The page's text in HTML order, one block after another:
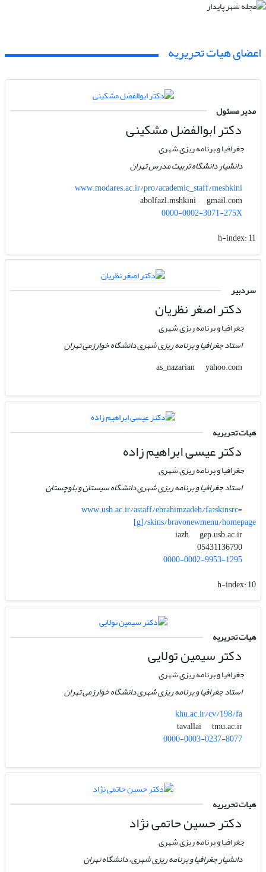
اعضای هیات تحریریه
مدیر مسئول
دکتر ابوالفضل مشکینی
جغرافیا و برنامه ریزی شهری
دانشیار دانشگاه تربیت مدرس تهران
www.modares.ac.ir/pro/academic_staff/meshkini
abolfazl.mshkini
gmail.com
0000-0002-3071-275X
h-index:11
سردبیر
دکتر اصغر نظریان
جغرافیا و برنامه ریزی شهری
استاد جغرافیا و برنامه ریزی شهری دانشگاه خوارزمی تهران
as_nazarian
yahoo.com
هیات تحریریه
دکتر عیسی ابراهیم زاده
جغرافیا و برنامه ریزی شهری
استاد جغرافیا و برنامه ریزی شهری دانشگاه سیستان و بلوچستان
www.usb.ac.ir/astaff/ebrahimzadeh/fa?skinsrc=
[g]/skins/bravonewmenu/homepage
iazh
gep.usb.ac.ir
05431136790
0000-0002-9953-1295
h-index:10
هیات تحریریه
دکتر سیمین تولایی
جغرافیا و برنامه ریزی شهری
استاد جغرافیا و برنامه ریزی شهری دانشگاه خوارزمی تهران
khu.ac.ir/cv/198/fa
tavallai
tmu.ac.ir
0000-0003-0237-8077
هیات تحریریه
دکتر حسین حاتمی نژاد
جغرافیا و برنامه ریزی شهری
دانشیار جغرافیا و برنامه ریزی شهری، دانشگاه تهران